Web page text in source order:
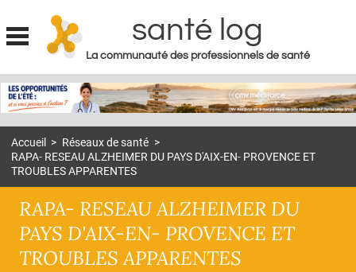
Jump to navigation
santé log
La communauté des professionnels de santé
MON COMPTE
S'ABONNER À LA REVUE SOIN À DOMICILE
DOSSIERS
RÉSEAUX
Accueil > Réseaux de santé >
RAPA- RESEAU ALZHEIMER DU PAYS D'AIX-EN- PROVENCE ET
TROUBLES APPARENTES
RAPA- RESEAU ALZHEIMER DU
PAYS D'AIX-EN- PROVENCE ET
TROUBLES APPARENTES